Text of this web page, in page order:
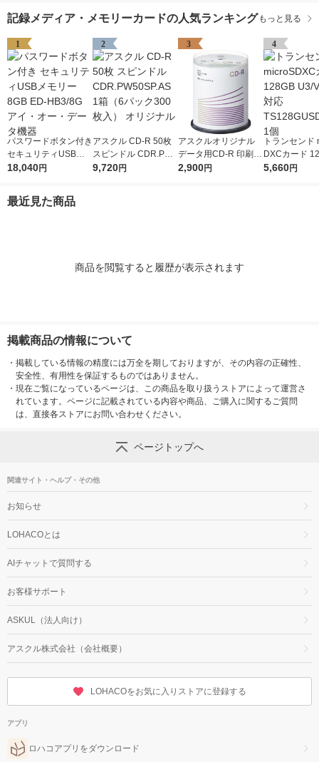
記録メディア・メモリーカードの人気ランキング もっと見る
1
パスワードボタン付き
セキュリティUSBメ
モリー 8GB ED-HB3/
18,040円
2
アスクル CD-R 50枚
スピンドル CDR.PW5
0SP.AS 1箱（6パック
9,720円
3
アスクルオリジナル
データ用CD-R 印刷対
応 100枚スピンドル C
2,900円
4
トランセンド
DXCカード
3/V30/A1対応
5,660円
最近見た商品
商品を閲覧すると履歴が表示されます
掲載商品の情報について
・ 掲載している情報の精度には万全を期しておりますが、その内容の正確性、
安全性、有用性を保証するものではありません。
・ 現在ご覧になっているページは、この商品を取り扱うストアによって運営さ
れています。ページに記載されている内容や商品、ご購入に関するご質問
は、直接各ストアにお問い合わせください。
ページトップへ
関連サイト・ヘルプ・その他
お知らせ
LOHACOとは
AIチャットで質問する
お客様サポート
ASKUL（法人向け）
アスクル株式会社（会社概要）
LOHACOをお気に入りストアに登録する
アプリ
ロハコアプリをダウンロード